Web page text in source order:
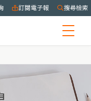
訂閱電子報 搜尋檢索